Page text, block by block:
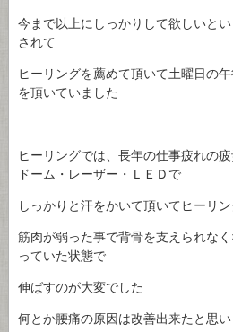
今まで以上にしっかりして欲しいと
されて
ヒーリングを薦めて頂いて土曜日の
を頂いていました
ヒーリングでは、長年の仕事疲れの
ドーム・レーザー・ＬＥＤで
しっかりと汗をかいて頂いてヒーリ
筋肉が弱った事で背骨を支えられな
っていた状態で
伸ばすのが大変でした
何とか腰痛の原因は改善出来たと思